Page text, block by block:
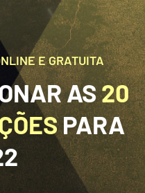
E GRATUITA
AS20
PARA